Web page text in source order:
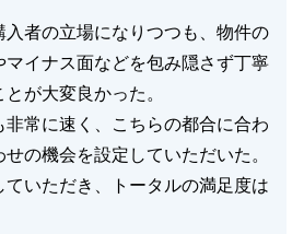
入者の立場になりつつも、物件の
マイナス面などを包み隠さず丁寧
が大変良かった。
常に速く、こちらの都合に合わ
の機会を設定していただいた。
ていただき、トータルの満足度は